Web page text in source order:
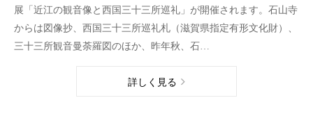
展「近江の観音像と西国三十三所巡礼」が開催されます。石山寺
からは図像抄、西国三十三所巡礼札（滋賀県指定有形文化財）、
三十三所観音曼荼羅図のほか、昨年秋、石…
詳しく見る